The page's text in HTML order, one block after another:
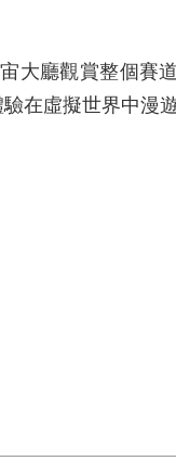
大廳觀賞整個賽
驗在虛擬世界中漫